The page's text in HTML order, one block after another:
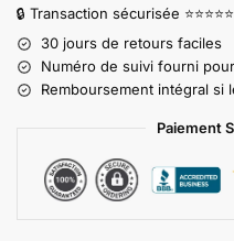
🔒 Transaction sécurisée ⭐⭐⭐⭐⭐
30 jours de retours faciles
Numéro de suivi fourni
Remboursement intégral si
Paiement